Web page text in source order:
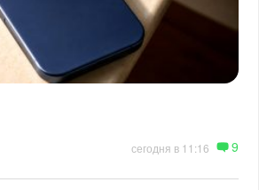
сегодня в 11:16 9